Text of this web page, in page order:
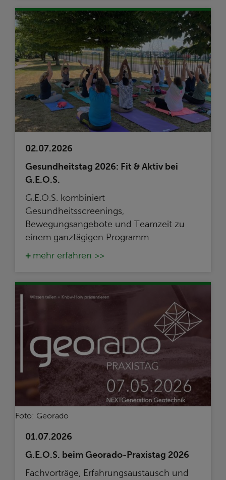
02.07.2026
Gesundheitstag 2026: Fit & Aktiv bei
G.E.O.S.
G.E.O.S. kombiniert
Gesundheitsscreenings,
Bewegungsangebote und Teamzeit zu
einem ganztägigen Programm
mehr erfahren >>
Foto: Georado
01.07.2026
G.E.O.S. beim Georado-Praxistag 2026
Fachvorträge, Erfahrungsaustausch und